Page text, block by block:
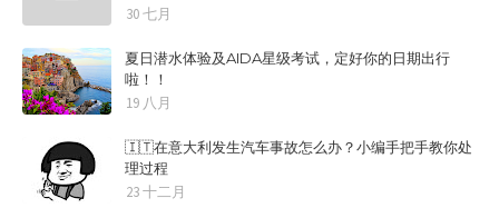
30 七月
夏日潜水体验及AIDA星级考试，定好你的日期出行
啦！！
19 八月
🇮🇹在意大利发生汽车事故怎么办？小编手把手教你处
理过程
23 十二月